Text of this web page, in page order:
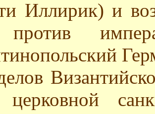
Иллирик) и
церковной